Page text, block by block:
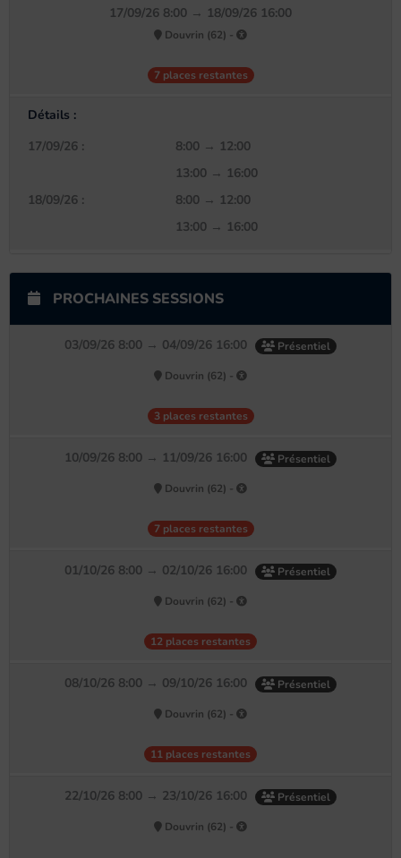
17/09/26 8:00 → 18/09/26 16:00
Douvrin (62) -
7 places restantes
Détails :
17/09/26 :
8:00 → 12:00
13:00 → 16:00
18/09/26 :
8:00 → 12:00
13:00 → 16:00
PROCHAINES SESSIONS
03/09/26 8:00 → 04/09/26 16:00 Présentiel
Douvrin (62) -
3 places restantes
10/09/26 8:00 → 11/09/26 16:00 Présentiel
Douvrin (62) -
7 places restantes
01/10/26 8:00 → 02/10/26 16:00 Présentiel
Douvrin (62) -
12 places restantes
08/10/26 8:00 → 09/10/26 16:00 Présentiel
Douvrin (62) -
11 places restantes
22/10/26 8:00 → 23/10/26 16:00 Présentiel
Douvrin (62) -